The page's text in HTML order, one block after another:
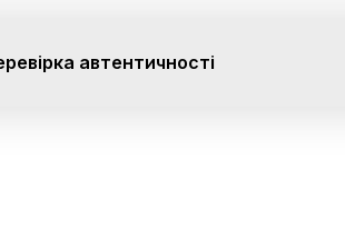
автентичності